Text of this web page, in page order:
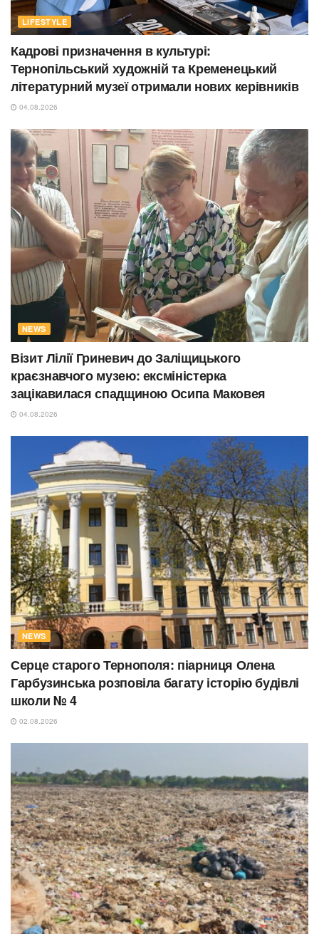
LIFESTYLE
Кадрові призначення в культурі:
Тернопільський художній та Кременецький
літературний музеї отримали нових керівників
04.08.2026
NEWS
Візит Лілії Гриневич до Заліщицького
краєзнавчого музею: ексміністерка
зацікавилася спадщиною Осипа Маковея
04.08.2026
NEWS
Серце старого Тернополя: піарниця Олена
Гарбузинська розповіла багату історію будівлі
школи № 4
02.08.2026